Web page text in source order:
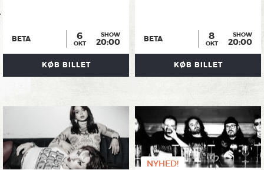
BETA 6
OKT
SHOW
20:00
KØB BILLET
BETA 8
OKT
SHOW
20:00
KØB BILLET
NYHED!